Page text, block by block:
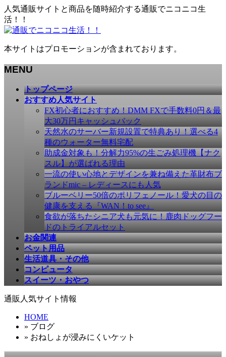
人気通販サイトと商品を随時紹介する通販でニコニコ生
活！！
本サイトはプロモーションが含まれております。
MENU
トップページ
おすすめ人気サイト
FX初心者におすすめ！DMM FXで手数料0円＆最
大30万円キャッシュバック
天然水のサーバー新規設置で特典あり！選べる4
種のウォーター無料宅配
助成金対象も！分解力95%の生ごみ処理機【ナク
スル】が選ばれる理由
一流の使い心地とデザインを兼ね備えた革財布ブ
ランドmic – レディースにも人気
ブルーベリー50倍のポリフェノール！愛犬の目の
健康を支える『WAN！to see』
食欲が落ちたシニア犬も元気に！鹿肉ドッグフー
ドのトライアルセット
お金関連
ペット用品
生活道具・その他
コンピュータ
スイーツ・おやつ
通販人気サイト情報
HOME
» ブログ
» おねしょが浸みにくいケット